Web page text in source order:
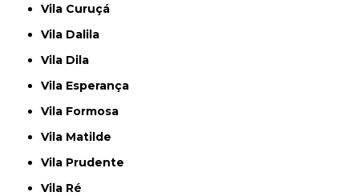
Vila Curuçá
Vila Dalila
Vila Dila
Vila Esperança
Vila Formosa
Vila Matilde
Vila Prudente
Vila Ré